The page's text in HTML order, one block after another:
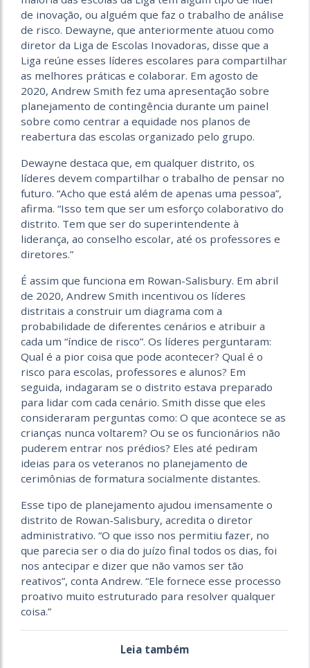
de inovação, ou alguém que faz o trabalho de análise
de risco. Dewayne, que anteriormente atuou como
diretor da Liga de Escolas Inovadoras, disse que a
Liga reúne esses líderes escolares para compartilhar
as melhores práticas e colaborar. Em agosto de
2020, Andrew Smith fez uma apresentação sobre
planejamento de contingência durante um painel
sobre como centrar a equidade nos planos de
reabertura das escolas organizado pelo grupo.
Dewayne destaca que, em qualquer distrito, os
líderes devem compartilhar o trabalho de pensar no
futuro. “Acho que está além de apenas uma pessoa”,
afirma. “Isso tem que ser um esforço colaborativo do
distrito. Tem que ser do superintendente à
liderança, ao conselho escolar, até os professores e
diretores.”
É assim que funciona em Rowan-Salisbury. Em abril
de 2020, Andrew Smith incentivou os líderes
distritais a construir um diagrama com a
probabilidade de diferentes cenários e atribuir a
cada um “índice de risco”. Os líderes perguntaram:
Qual é a pior coisa que pode acontecer? Qual é o
risco para escolas, professores e alunos? Em
seguida, indagaram se o distrito estava preparado
para lidar com cada cenário. Smith disse que eles
consideraram perguntas como: O que acontece se as
crianças nunca voltarem? Ou se os funcionários não
puderem entrar nos prédios? Eles até pediram
ideias para os veteranos no planejamento de
cerimônias de formatura socialmente distantes.
Esse tipo de planejamento ajudou imensamente o
distrito de Rowan-Salisbury, acredita o diretor
administrativo. “O que isso nos permitiu fazer, no
que parecia ser o dia do juízo final todos os dias, foi
nos antecipar e dizer que não vamos ser tão
reativos”, conta Andrew. “Ele fornece esse processo
proativo muito estruturado para resolver qualquer
coisa.”
Leia também